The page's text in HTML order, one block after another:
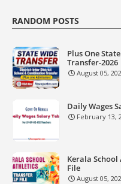
RANDOM POSTS
Plus One
Transfer-2026
August 05,
Daily Wages
February 13,
Kerala School
File
August 05,